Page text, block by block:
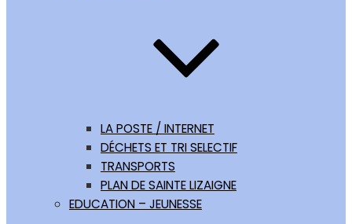
LA POSTE / INTERNET
DÉCHETS ET TRI SELECTIF
TRANSPORTS
PLAN DE SAINTE LIZAIGNE
EDUCATION – JEUNESSE